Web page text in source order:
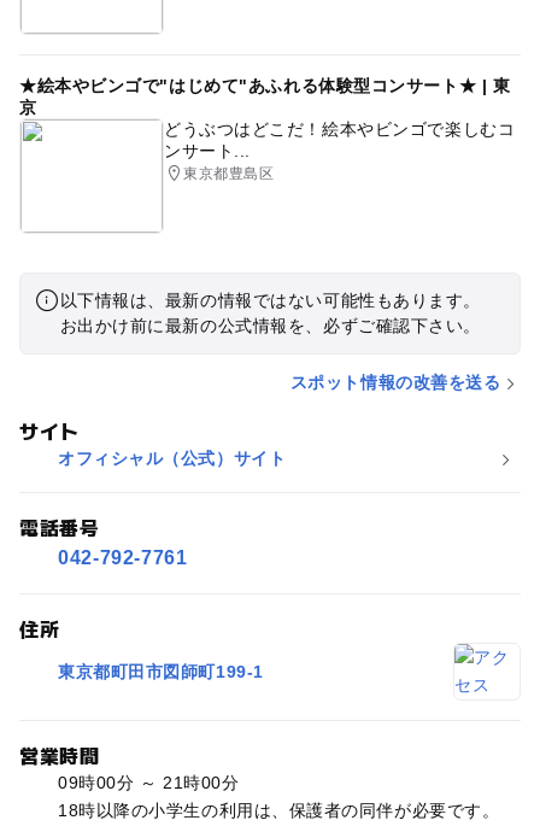
★絵本やビンゴで"はじめて"あふれる体験型コンサート★ | 東
京
どうぶつはどこだ！絵本やビンゴで楽しむコ
ンサート...
東京都豊島区
以下情報は、最新の情報ではない可能性もあります。
お出かけ前に最新の公式情報を、必ずご確認下さい。
スポット情報の改善を送る
サイト
オフィシャル（公式）サイト
電話番号
042-792-7761
住所
東京都町田市図師町199-1
営業時間
09時00分 ～ 21時00分
18時以降の小学生の利用は、保護者の同伴が必要です。